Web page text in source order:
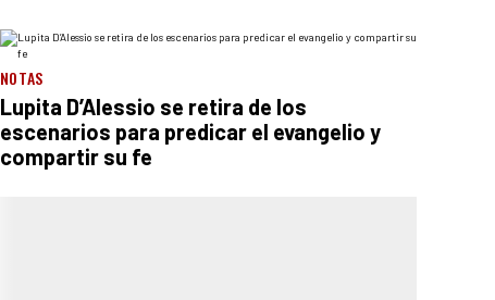
NOTAS
Lupita D’Alessio se retira de los
escenarios para predicar el evangelio y
compartir su fe